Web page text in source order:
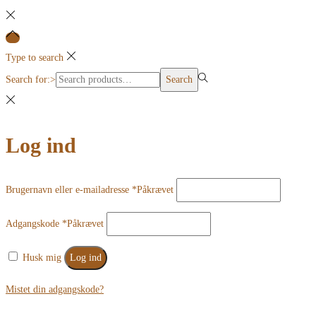
Type to search
Search for:> Search
Log ind
Brugernavn eller e-mailadresse *Påkrævet
Adgangskode *Påkrævet
Husk mig Log ind
Mistet din adgangskode?